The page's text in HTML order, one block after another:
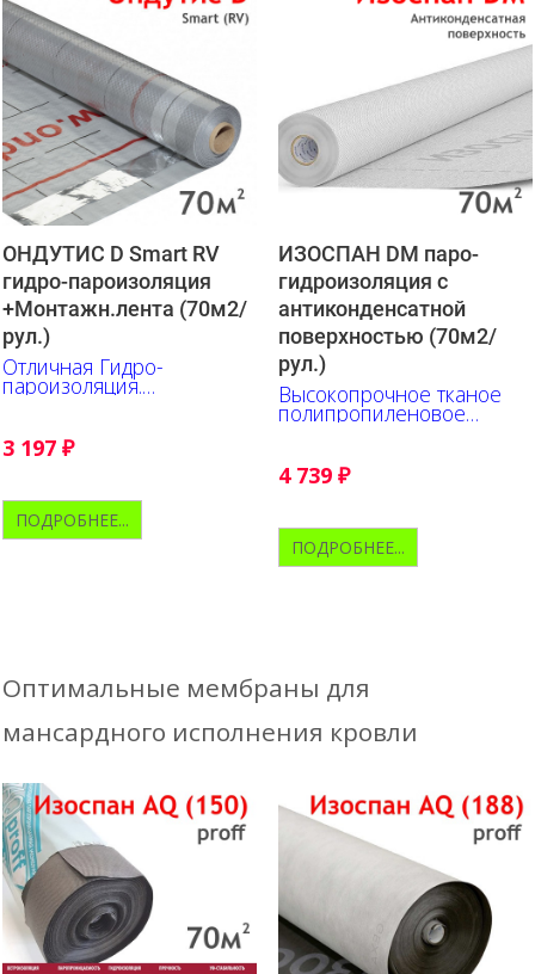
ОНДУТИС D Smart RV
гидро-пароизоляция
+Монтажн.лента (70м2/
рул.)
Отличная Гидро-
пароизоляция.
Исключительно прочна и
Нанесена разметка.
3 197 ₽
ПОДРОБНЕЕ...
ИЗОСПАН DM паро-
гидроизоляция c
антиконденсатной
поверхностью (70м2/
рул.)
Высокопрочное тканое
полипропиленовое
полотно с
поверхностью
4 739 ₽
ПОДРОБНЕЕ...
Оптимальные мембраны для
мансардного исполнения кровли